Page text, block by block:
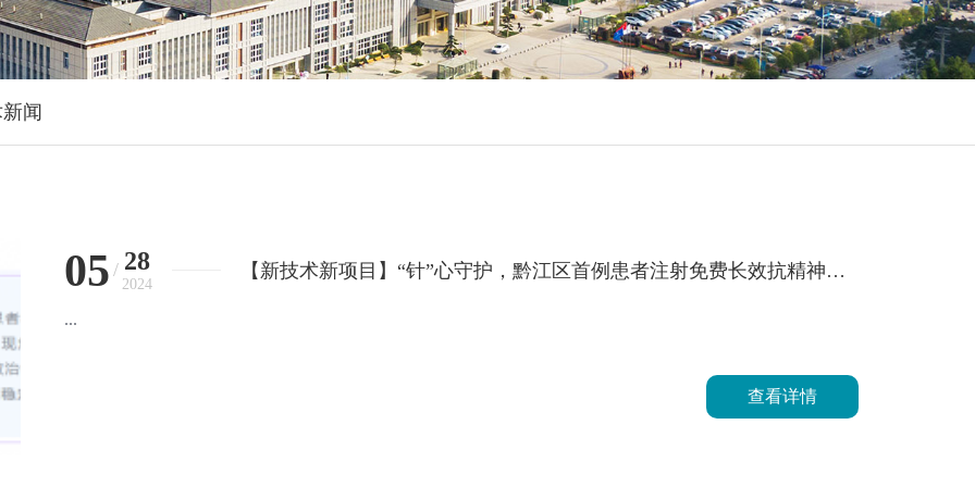
闻
05 / 28
2024
【新技术新项目】“针”心守护，黔江区首例患者注射免费长效抗精神病
...
查看详情